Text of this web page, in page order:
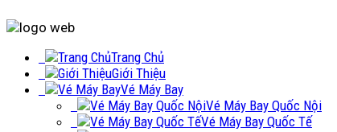
Trang Chủ
Giới Thiệu
Vé Máy Bay
Vé Máy Bay Quốc Nội
Vé Máy Bay Quốc Tế